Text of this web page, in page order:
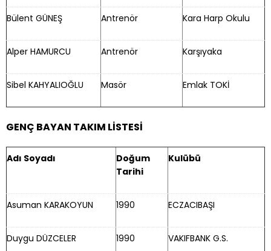
Bülent GÜNEŞ Antrenör Kara Harp Okulu
Alper HAMURCU Antrenör Karşıyaka
Sibel KAHYALIOĞLU Masör Emlak TOKİ
GENÇ BAYAN TAKIM LİSTESİ
Adı Soyadı
Doğum
Tarihi
Kulübü
Asuman KARAKOYUN 1990 ECZACIBAŞI
Duygu DÜZCELER 1990 VAKIFBANK G.S.